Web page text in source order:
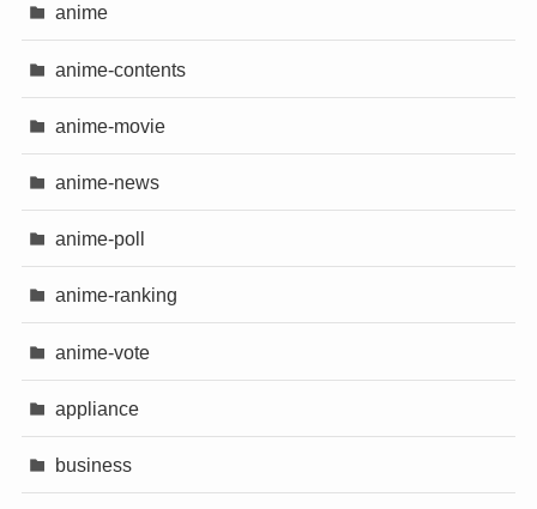
anime
anime-contents
anime-movie
anime-news
anime-poll
anime-ranking
anime-vote
appliance
business